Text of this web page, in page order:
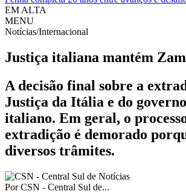
EM ALTA
MENU
Notícias/Internacional
Justiça italiana mantém
A decisão final sobre a
Justiça da Itália e do governo
italiano. Em geral, o
extradição é demorado
diversos trâmites.
PorCSN - Central Sul de...